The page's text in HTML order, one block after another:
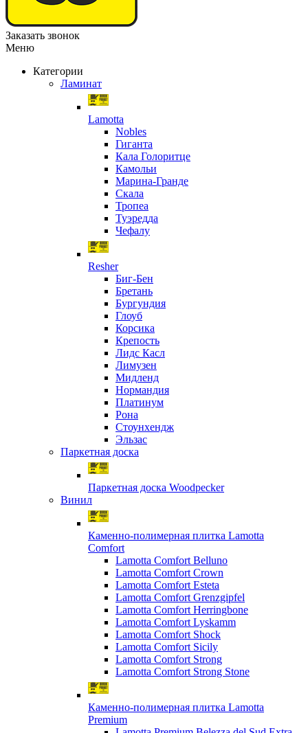
Заказать звонок
Меню
Категории
Ламинат
Lamotta
Nobles
Гиганта
Кала Голоритце
Камольи
Марина-Гранде
Скала
Тропеа
Туэредда
Чефалу
Resher
Биг-Бен
Бретань
Бургундия
Глоуб
Корсика
Крепость
Лидс Касл
Лимузен
Мидленд
Нормандия
Платинум
Рона
Стоунхендж
Эльзас
Паркетная доска
Паркетная доска Woodpecker
Винил
Каменно-полимерная плитка Lamotta
Comfort
Lamotta Comfort Belluno
Lamotta Comfort Crown
Lamotta Comfort Esteta
Lamotta Comfort Grenzgipfel
Lamotta Comfort Herringbone
Lamotta Comfort Lyskamm
Lamotta Comfort Shock
Lamotta Comfort Sicily
Lamotta Comfort Strong
Lamotta Comfort Strong Stone
Каменно-полимерная плитка Lamotta
Premium